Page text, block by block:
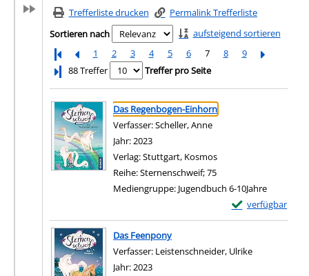
Trefferliste drucken
Permalink Trefferliste
Sortieren nach
aufsteigend sortieren
1
2 3 4 5 6 7 8
9
Letzte Seite
88 Treffer Treffer pro Seite
Suchergebnis
Zu den Suchfiltern springen
Das Regenbogen-Einhorn
Verfasser:Scheller, Anne
Jahr:2023
Verlag:Stuttgart, Kosmos
Reihe:Sternenschweif; 75
Mediengruppe: Jugendbuch 6-10Jahre
verfügbar
Exemplar-Details
Das Feenpony
Verfasser: Leistenschneider, Ulrike
Jahr:2023